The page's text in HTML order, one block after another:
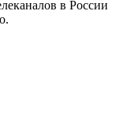
в России